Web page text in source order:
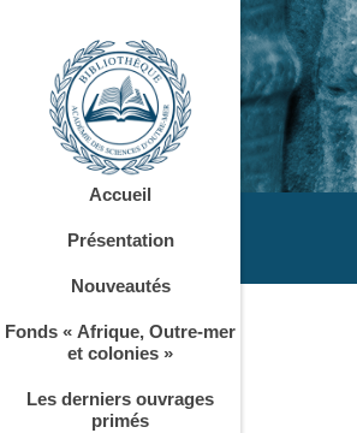
Accueil
Présentation
Nouveautés
Fonds « Afrique, Outre-mer
et colonies »
Les derniers ouvrages
primés